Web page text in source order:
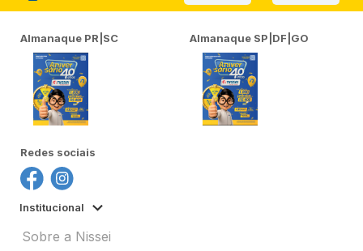
Almanaque PR|SC Almanaque SP|DF|GO
Redes sociais
Institucional
Sobre a Nissei